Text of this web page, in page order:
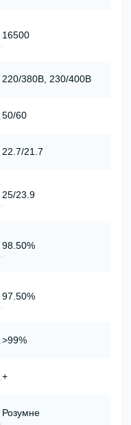
16500
220/380В, 230/400В
50/60
22.7/21.7
25/23.9
98.50%
97.50%
>99%
+
Розумне